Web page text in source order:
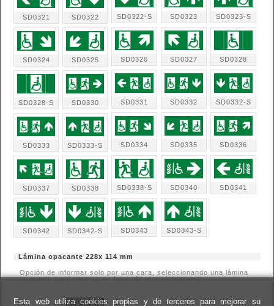
SD0321 SD0322 SD0322-S SD0323 SD0323-S
SD0324 SD0325 SD0326 SD0327 SD0328
SD0328-S SD0330 SD0331 SD0332 SD0332-S
SD0333 SD0333-S SD0334 SD0335 SD0336
SD0337 SD0338 SD0338-S SD0340 SD0341
SD0342 SD0342-S SD0343 SD0343-S
Lámina opacante 228x 114 mm
Opción de informar solo por una cara, seleccionando una lámina
opacante para reverso en lugar de otro pictograma.
Esta web utiliza cookies propias y de terceros para mejorar su